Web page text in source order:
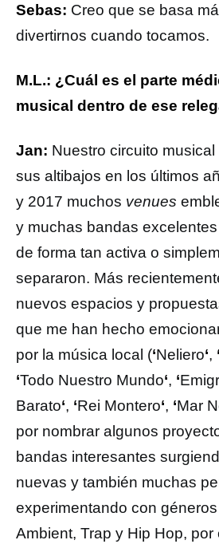
Sebas: Creo que se basa
divertirnos cuando tocamos.
M.L.: ¿Cuál es el parte
musical dentro de ese
Jan: Nuestro circuito
sus altibajos en los últimos
y 2017 muchos venues
y muchas bandas
de forma tan activa o
separaron. Más
nuevos espacios y
que me han hecho
por la música local (‘Neliero‘, ‘
‘Todo Nuestro Mundo‘, ‘
Barato‘, ‘Rei Montero‘, ‘Mar
por nombrar algunos
bandas interesantes
nuevas y también muchas
experimentando con
Ambient, Trap y Hip Hop, por